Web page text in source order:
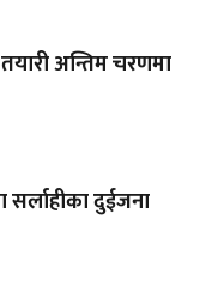
अन्तिम चरणमा
दुईजना